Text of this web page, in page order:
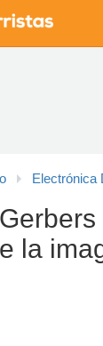
Electrónica
la